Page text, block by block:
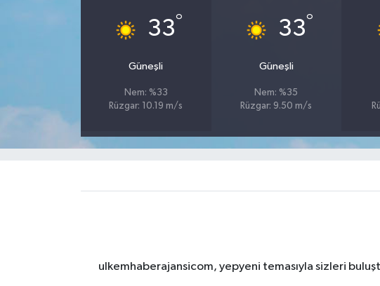
33°
Güneşli
Nem: %33
Rüzgar: 10.19 m/s
33°
Güneşli
Nem: %35
Rüzgar: 9.50 m/s
ulkemhaberajansicom, yepyeni temasıyla sizleri